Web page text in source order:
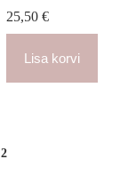
25,50 €
Lisa korvi
2